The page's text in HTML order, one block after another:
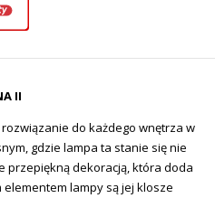
II
do każdego wnętrza w
gdzie lampa ta stanie się nie
przepiękną dekoracją, która doda
lampy są jej klosze